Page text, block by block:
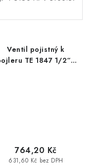
Ventil pojistný k
TE 1847 1/2“ -
631,60 Kč bez DPH
764,20 Kč